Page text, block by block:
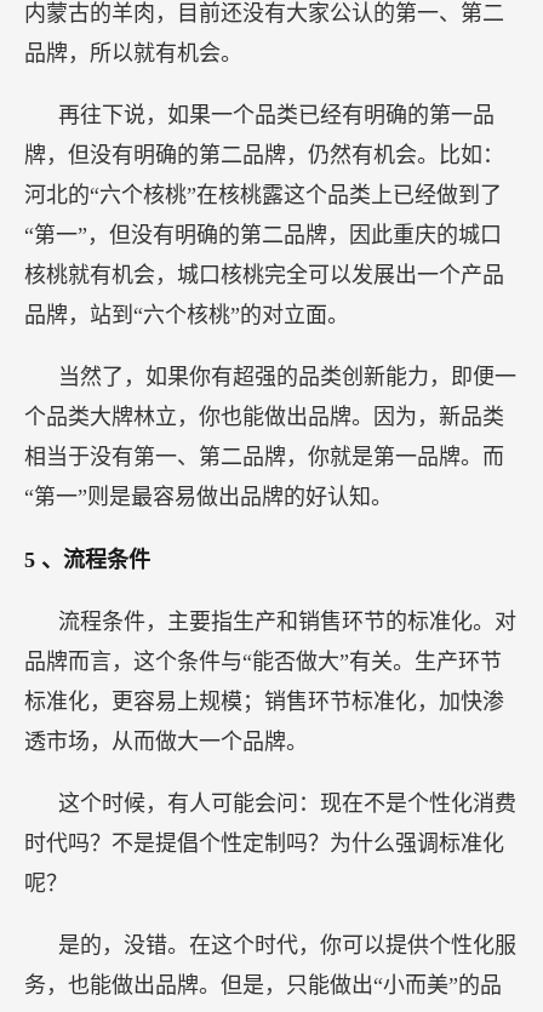
内蒙古的羊肉，目前还没有大家公认的第一、第二
品牌，所以就有机会。
再往下说，如果一个品类已经有明确的第一品
牌，但没有明确的第二品牌，仍然有机会。比如：
河北的“六个核桃”在核桃露这个品类上已经做到了
“第一”，但没有明确的第二品牌，因此重庆的城口
核桃就有机会，城口核桃完全可以发展出一个产品
品牌，站到“六个核桃”的对立面。
当然了，如果你有超强的品类创新能力，即便一
个品类大牌林立，你也能做出品牌。因为，新品类
相当于没有第一、第二品牌，你就是第一品牌。而
“第一”则是最容易做出品牌的好认知。
5 、流程条件
流程条件，主要指生产和销售环节的标准化。对
品牌而言，这个条件与“能否做大”有关。生产环节
标准化，更容易上规模；销售环节标准化，加快渗
透市场，从而做大一个品牌。
这个时候，有人可能会问：现在不是个性化消费
时代吗？不是提倡个性定制吗？为什么强调标准化
呢？
是的，没错。在这个时代，你可以提供个性化服
务，也能做出品牌。但是，只能做出“小而美”的品